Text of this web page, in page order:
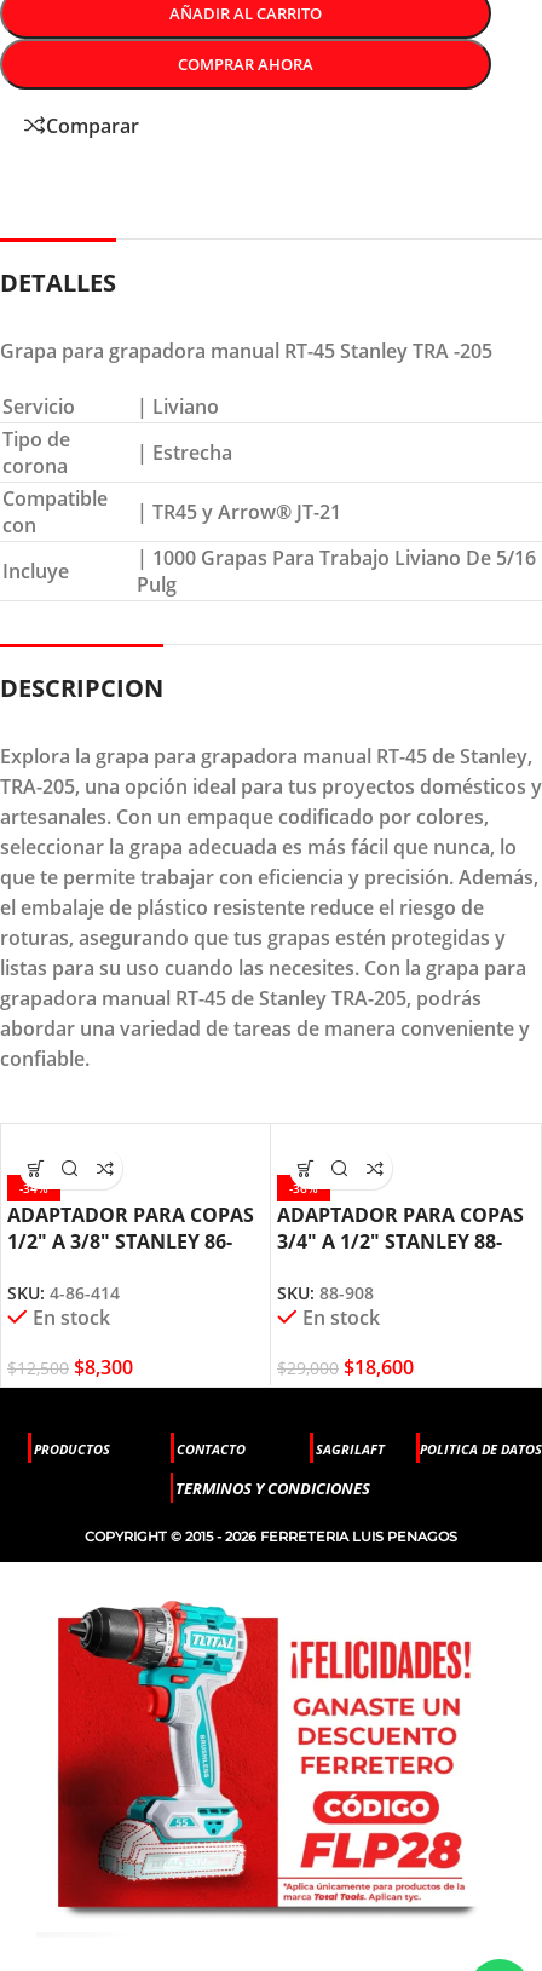
AÑADIR AL CARRITO
COMPRAR AHORA
Comparar
DETALLES
Grapa para grapadora manual RT-45 Stanley TRA -205
Servicio
| Liviano
Tipo de
corona
| Estrecha
Compatible
con
| TR45 y Arrow® JT-21
Incluye
| 1000 Grapas Para Trabajo Liviano De 5/16
Pulg
DESCRIPCION
Explora la grapa para grapadora manual RT-45 de Stanley,
TRA-205, una opción ideal para tus proyectos domésticos y
artesanales. Con un empaque codificado por colores,
seleccionar la grapa adecuada es más fácil que nunca, lo
que te permite trabajar con eficiencia y precisión. Además,
el embalaje de plástico resistente reduce el riesgo de
roturas, asegurando que tus grapas estén protegidas y
listas para su uso cuando las necesites. Con la grapa para
grapadora manual RT-45 de Stanley TRA-205, podrás
abordar una variedad de tareas de manera conveniente y
confiable.
-34%
ADAPTADOR PARA COPAS
1/2″ A 3/8″ STANLEY 86-
SKU: 4-86-414
En stock
$12,500 $8,300
-36%
ADAPTADOR PARA COPAS
3/4″ A 1/2″ STANLEY 88-
SKU: 88-908
En stock
$29,000 $18,600
PRODUCTOS CONTACTO SAGRILAFT POLITICA DE DATOS
TERMINOS Y CONDICIONES
COPYRIGHT © 2015 - 2026 FERRETERIA LUIS PENAGOS